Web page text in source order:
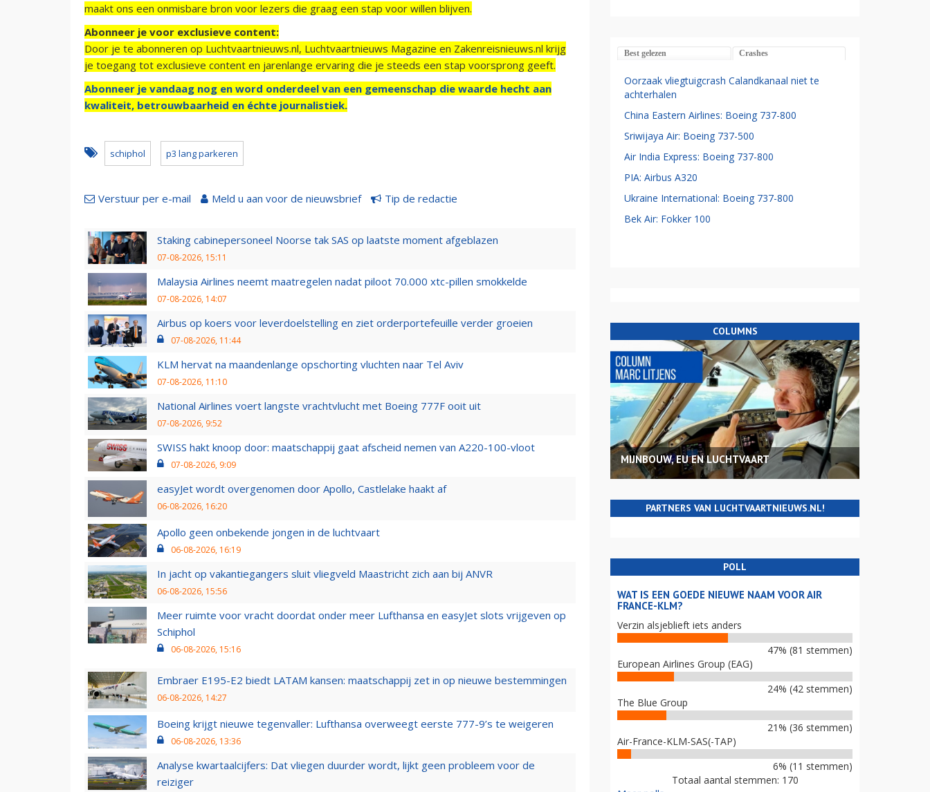
maakt ons een onmisbare bron voor lezers die graag een stap voor willen blijven.
Abonneer je voor exclusieve content:
Door je te abonneren op Luchtvaartnieuws.nl, Luchtvaartnieuws Magazine en Zakenreisnieuws.nl krijg
je toegang tot exclusieve content en jarenlange ervaring die je steeds een stap voorsprong geeft.
Abonneer je vandaag nog en word onderdeel van een gemeenschap die waarde hecht aan
kwaliteit, betrouwbaarheid en échte journalistiek.
schiphol p3 lang parkeren
Verstuur per e-mail Meld u aan voor de nieuwsbrief Tip de redactie
Staking cabinepersoneel Noorse tak SAS op laatste moment afgeblazen
07-08-2026, 15:11
Malaysia Airlines neemt maatregelen nadat piloot 70.000 xtc-pillen smokkelde
07-08-2026, 14:07
Airbus op koers voor leverdoelstelling en ziet orderportefeuille verder groeien
07-08-2026, 11:44
KLM hervat na maandenlange opschorting vluchten naar Tel Aviv
07-08-2026, 11:10
National Airlines voert langste vrachtvlucht met Boeing 777F ooit uit
07-08-2026, 9:52
SWISS hakt knoop door: maatschappij gaat afscheid nemen van A220-100-vloot
07-08-2026, 9:09
easyJet wordt overgenomen door Apollo, Castlelake haakt af
06-08-2026, 16:20
Apollo geen onbekende jongen in de luchtvaart
06-08-2026, 16:19
In jacht op vakantiegangers sluit vliegveld Maastricht zich aan bij ANVR
06-08-2026, 15:56
Meer ruimte voor vracht doordat onder meer Lufthansa en easyJet slots vrijgeven op
Schiphol
06-08-2026, 15:16
Embraer E195-E2 biedt LATAM kansen: maatschappij zet in op nieuwe bestemmingen
06-08-2026, 14:27
Boeing krijgt nieuwe tegenvaller: Lufthansa overweegt eerste 777-9’s te weigeren
06-08-2026, 13:36
Analyse kwartaalcijfers: Dat vliegen duurder wordt, lijkt geen probleem voor de
reiziger
Best gelezen Crashes
Oorzaak vliegtuigcrash Calandkanaal niet te
achterhalen
China Eastern Airlines: Boeing 737-800
Sriwijaya Air: Boeing 737-500
Air India Express: Boeing 737-800
PIA: Airbus A320
Ukraine International: Boeing 737-800
Bek Air: Fokker 100
COLUMNS
MIJNBOUW, EU EN LUCHTVAART
PARTNERS VAN LUCHTVAARTNIEUWS.NL!
POLL
WAT IS EEN GOEDE NIEUWE NAAM VOOR AIR
FRANCE-KLM?
Verzin alsjeblieft iets anders
47% (81 stemmen)
European Airlines Group (EAG)
24% (42 stemmen)
The Blue Group
21% (36 stemmen)
Air-France-KLM-SAS(-TAP)
6% (11 stemmen)
Totaal aantal stemmen: 170